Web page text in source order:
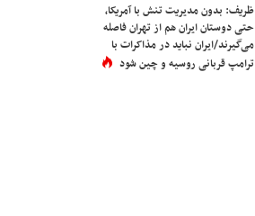
ظریف: بدون مدیریت تنش با آمریکا،
حتی دوستان ایران هم از تهران فاصله
می‌گیرند/ایران نباید در مذاکرات با
ترامپ قربانی روسیه و چین شود